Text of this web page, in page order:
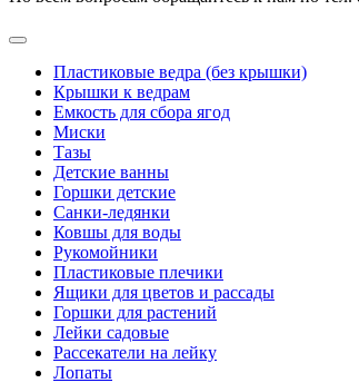
Пластиковые ведра (без крышки)
Крышки к ведрам
Емкость для сбора ягод
Миски
Тазы
Детские ванны
Горшки детские
Санки-ледянки
Ковшы для воды
Рукомойники
Пластиковые плечики
Ящики для цветов и рассады
Горшки для растений
Лейки садовые
Рассекатели на лейку
Лопаты